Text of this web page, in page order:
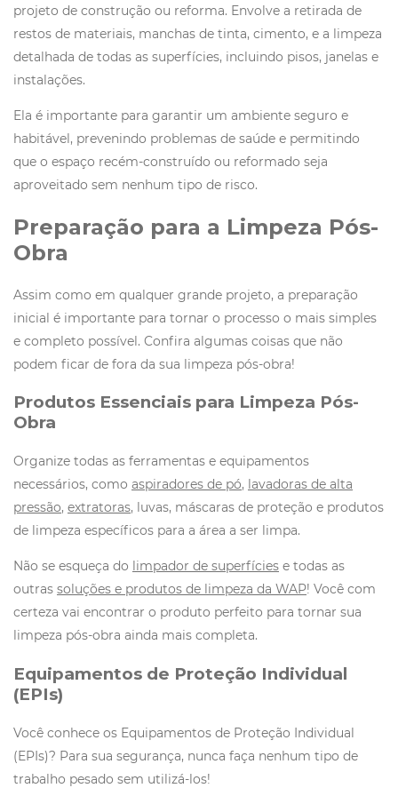
projeto de construção ou reforma. Envolve a retirada de
restos de materiais, manchas de tinta, cimento, e a limpeza
detalhada de todas as superfícies, incluindo pisos, janelas e
instalações.
Ela é importante para garantir um ambiente seguro e
habitável, prevenindo problemas de saúde e permitindo
que o espaço recém-construído ou reformado seja
aproveitado sem nenhum tipo de risco.
Preparação para a Limpeza Pós-
Obra
Assim como em qualquer grande projeto, a preparação
inicial é importante para tornar o processo o mais simples
e completo possível. Confira algumas coisas que não
podem ficar de fora da sua limpeza pós-obra!
Produtos Essenciais para Limpeza Pós-
Obra
Organize todas as ferramentas e equipamentos
necessários, como aspiradores de pó, lavadoras de alta
pressão, extratoras, luvas, máscaras de proteção e produtos
de limpeza específicos para a área a ser limpa.
Não se esqueça do limpador de superfícies e todas as
outras soluções e produtos de limpeza da WAP! Você com
certeza vai encontrar o produto perfeito para tornar sua
limpeza pós-obra ainda mais completa.
Equipamentos de Proteção Individual
(EPIs)
Você conhece os Equipamentos de Proteção Individual
(EPIs)? Para sua segurança, nunca faça nenhum tipo de
trabalho pesado sem utilizá-los!